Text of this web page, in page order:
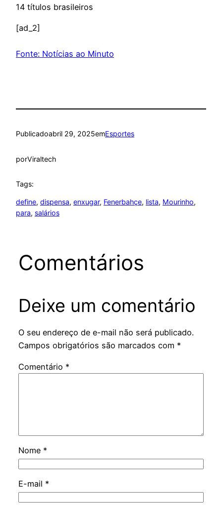
14 títulos brasileiros
[ad_2]
Fonte: Notícias ao Minuto
Publicadoabril 29, 2025emEsportes
porViraltech
Tags:
define, dispensa, enxugar, Fenerbahçe, lista, Mourinho
para, salários
Comentários
Deixe um comentário
O seu endereço de e-mail não será publicado.
Campos obrigatórios são marcados com *
Comentário *
Nome *
E-mail *